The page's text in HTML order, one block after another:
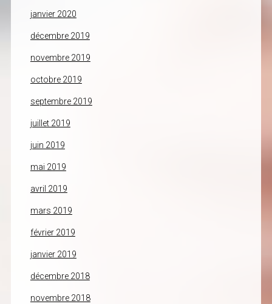
janvier 2020
décembre 2019
novembre 2019
octobre 2019
septembre 2019
juillet 2019
juin 2019
mai 2019
avril 2019
mars 2019
février 2019
janvier 2019
décembre 2018
novembre 2018